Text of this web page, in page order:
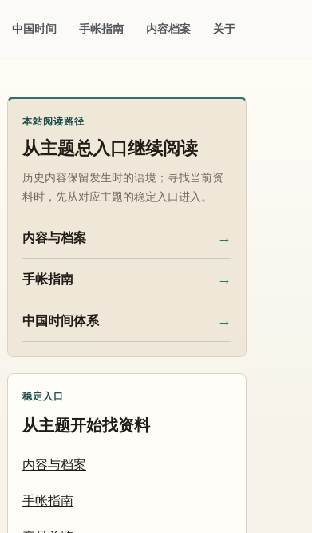
中国时间 手帐指南 内容档案 关于
本站阅读路径
从主题总入口继续阅读
历史内容保留发生时的语境；寻找当前资
料时，先从对应主题的稳定入口进入。
内容与档案 →
手帐指南 →
中国时间体系 →
稳定入口
从主题开始找资料
内容与档案
手帐指南